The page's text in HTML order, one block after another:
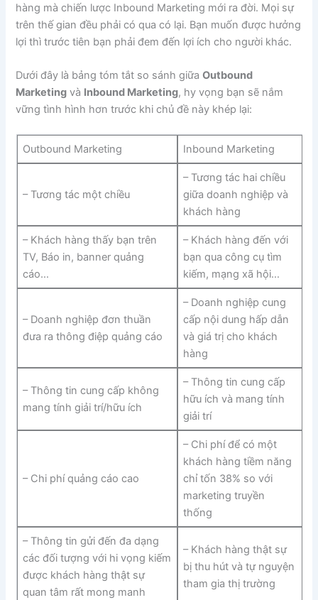
hàng mà chiến lược Inbound Marketing mới ra đời. Mọi sự
trên thế gian đều phải có qua có lại. Bạn muốn được hưởng
lợi thì trước tiên bạn phải đem đến lợi ích cho người khác.
Dưới đây là bảng tóm tắt so sánh giữaOutbound
Marketing và Inbound Marketing, hy vọng bạn sẽ nắm
vững tình hình hơn trước khi chủ đề này khép lại:
Outbound Marketing Inbound Marketing
– Tương tác một chiều
– Tương tác hai chiều
giữa doanh nghiệp và
khách hàng
– Khách hàng thấy bạn trên
TV, Báo in, banner quảng
cáo…
– Khách hàng đến với
bạn qua công cụ tìm
kiếm, mạng xã hội…
– Doanh nghiệp đơn thuần
đưa ra thông điệp quảng cáo
– Doanh nghiệp cung
cấp nội dung hấp dẫn
và giá trị cho khách
hàng
– Thông tin cung cấp không
mang tính giải trí/hữu ích
– Thông tin cung cấp
hữu ích và mang tính
giải trí
– Chi phí quảng cáo cao
– Chi phí để có một
khách hàng tiềm năng
chỉ tốn 38% so với
marketing truyền
thống
– Thông tin gửi đến đa dạng
các đối tượng với hi vọng kiếm
được khách hàng thật sự
quan tâm rất mong manh
– Khách hàng thật sự
bị thu hút và tự nguyện
tham gia thị trường